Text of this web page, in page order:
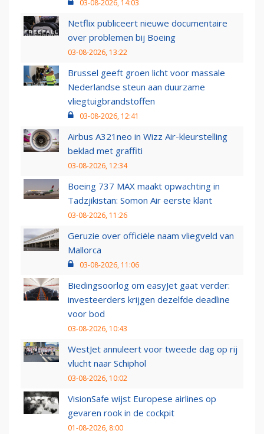
03-08-2026, 14:03
Netflix publiceert nieuwe documentaire
over problemen bij Boeing
03-08-2026, 13:22
Brussel geeft groen licht voor massale
Nederlandse steun aan duurzame
vliegtuigbrandstoffen
03-08-2026, 12:41
Airbus A321neo in Wizz Air-kleurstelling
beklad met graffiti
03-08-2026, 12:34
Boeing 737 MAX maakt opwachting in
Tadzjikistan: Somon Air eerste klant
03-08-2026, 11:26
Geruzie over officiële naam vliegveld van
Mallorca
03-08-2026, 11:06
Biedingsoorlog om easyJet gaat verder:
investeerders krijgen dezelfde deadline
voor bod
03-08-2026, 10:43
WestJet annuleert voor tweede dag op rij
vlucht naar Schiphol
03-08-2026, 10:02
VisionSafe wijst Europese airlines op
gevaren rook in de cockpit
01-08-2026, 8:00